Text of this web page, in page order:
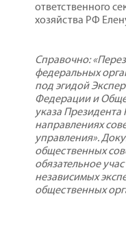
ответственного
хозяйства РФ
Справочно:
федеральных
под эгидой
Федерации и
указа
направлениях
управления».
общественных
обязательное
независимых
общественных